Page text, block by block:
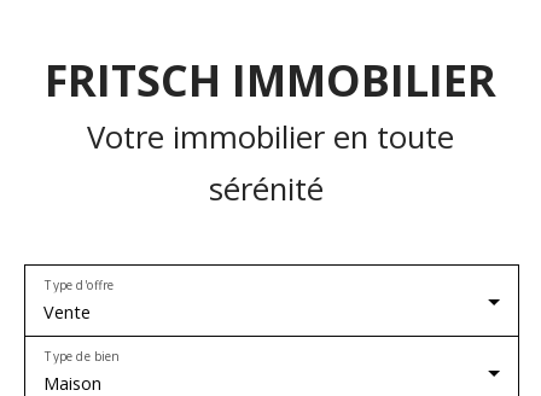
FRITSCH IMMOBILIER
Votre immobilier en toute
sérénité
Vente
Type d'offre
Maison
Type de bien